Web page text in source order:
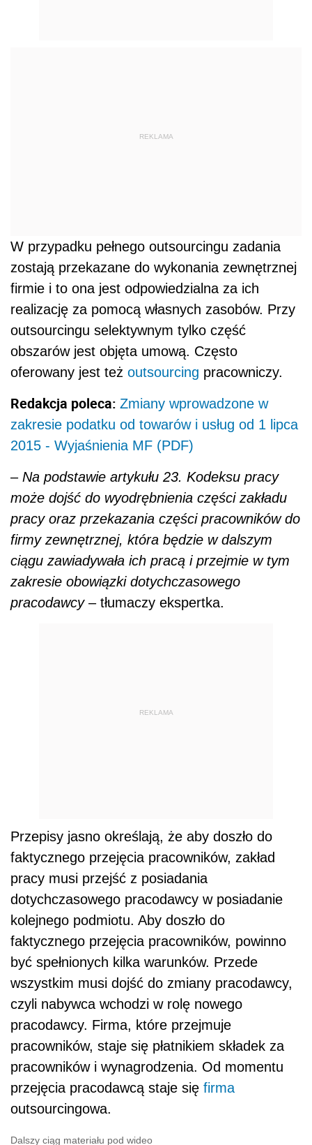
REKLAMA
W przypadku pełnego outsourcingu zadania
zostają przekazane do wykonania zewnętrznej
firmie i to ona jest odpowiedzialna za ich
realizację za pomocą własnych zasobów. Przy
outsourcingu selektywnym tylko część
obszarów jest objęta umową. Często
oferowany jest też outsourcing pracowniczy.
Redakcja poleca: Zmiany wprowadzone w
zakresie podatku od towarów i usług od 1 lipca
2015 - Wyjaśnienia MF (PDF)
– Na podstawie artykułu 23. Kodeksu pracy
może dojść do wyodrębnienia części zakładu
pracy oraz przekazania części pracowników do
firmy zewnętrznej, która będzie w dalszym
ciągu zawiadywała ich pracą i przejmie w tym
zakresie obowiązki dotychczasowego
pracodawcy – tłumaczy ekspertka.
REKLAMA
Przepisy jasno określają, że aby doszło do
faktycznego przejęcia pracowników, zakład
pracy musi przejść z posiadania
dotychczasowego pracodawcy w posiadanie
kolejnego podmiotu. Aby doszło do
faktycznego przejęcia pracowników, powinno
być spełnionych kilka warunków. Przede
wszystkim musi dojść do zmiany pracodawcy,
czyli nabywca wchodzi w rolę nowego
pracodawcy. Firma, które przejmuje
pracowników, staje się płatnikiem składek za
pracowników i wynagrodzenia. Od momentu
przejęcia pracodawcą staje się firma
outsourcingowa.
Dalszy ciąg materiału pod wideo